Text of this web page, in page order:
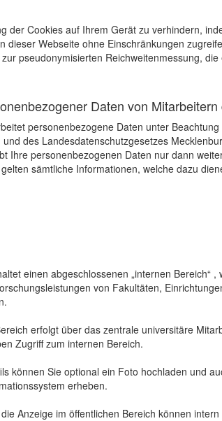
der Cookies auf Ihrem Gerät zu verhindern,
dieser Webseite ohne Einschränkungen
pseudonymisierten Reichweitenmessung,
Daten von
personenbezogene Daten unter
des Landesdatenschutzgesetzes
Ihre personenbezogenen Daten nur dann
sämtliche Informationen, welche dazu
einen abgeschlossenen „internen
von Fakultäten,
erfolgt über das zentrale universitäre
Zugriff zum internen Bereich.
können Sie optional ein Foto hochladen und
erheben.
Anzeige im öffentlichen Bereich können